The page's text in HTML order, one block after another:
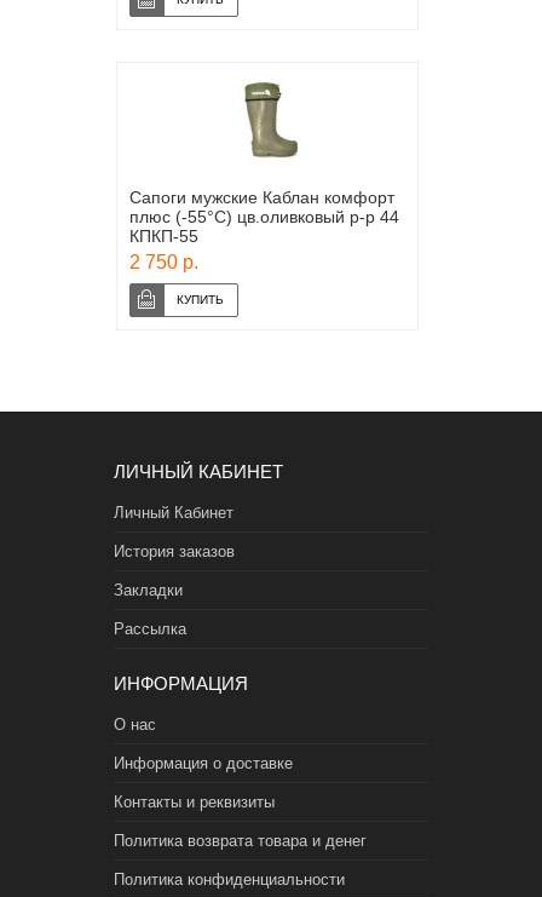
Сапоги мужские Каблан комфорт
плюс (-55°С) цв.оливковый р-р 44
КПКП-55
2 750 р.
ЛИЧНЫЙ КАБИНЕТ
Личный Кабинет
История заказов
Закладки
Рассылка
ИНФОРМАЦИЯ
О нас
Информация о доставке
Контакты и реквизиты
Политика возврата товара и денег
Политика конфиденциальности